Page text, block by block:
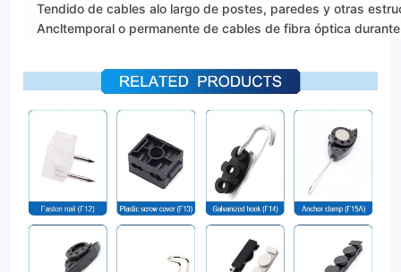
Tendido de cables alo largo de postes, paredes y otras
Ancltemporal o permanente de cables de fibra óptica